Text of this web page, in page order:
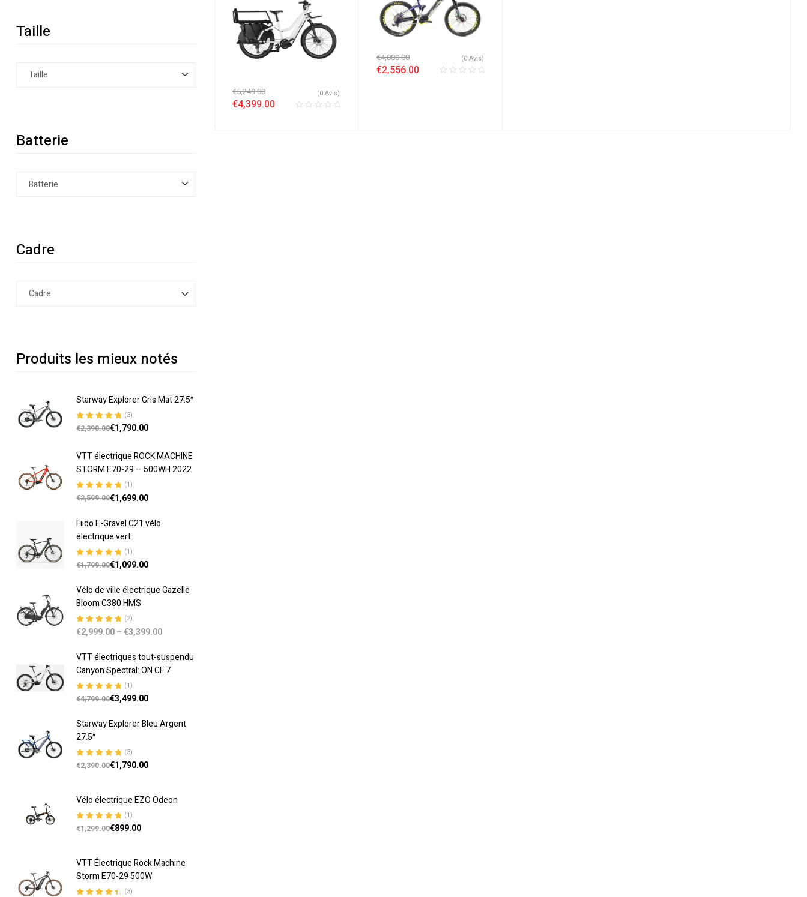
€5,249.00
€4,399.00
(0 Avis)
€4,000.00
€2,556.00
(0 Avis)
Taille
Batterie
Cadre
Produits les mieux notés
Starway Explorer Gris Mat 27.5″
Note5.00sur
(3)
€2,390.00€1,790.00
VTT électrique ROCK MACHINE
STORM E70-29 – 500WH 2022
Note5.00sur
(1)
€2,599.00€1,699.00
Fiido E-Gravel C21 vélo
électrique vert
Note5.00sur
(1)
€1,799.00€1,099.00
Vélo de ville électrique Gazelle
Bloom C380 HMS
Note5.00 sur
(2)
€2,999.00– €3,399.00
VTT électriques tout-suspendu
Canyon Spectral: ON CF 7
Note5.00sur
(1)
€4,799.00€3,499.00
Starway Explorer Bleu Argent
27.5″
Note5.00sur
(3)
€2,390.00€1,790.00
Vélo électrique EZO Odeon
Note5.00sur
(1)
€1,299.00€899.00
VTT Électrique Rock Machine
Storm E70-29 500W
(3)